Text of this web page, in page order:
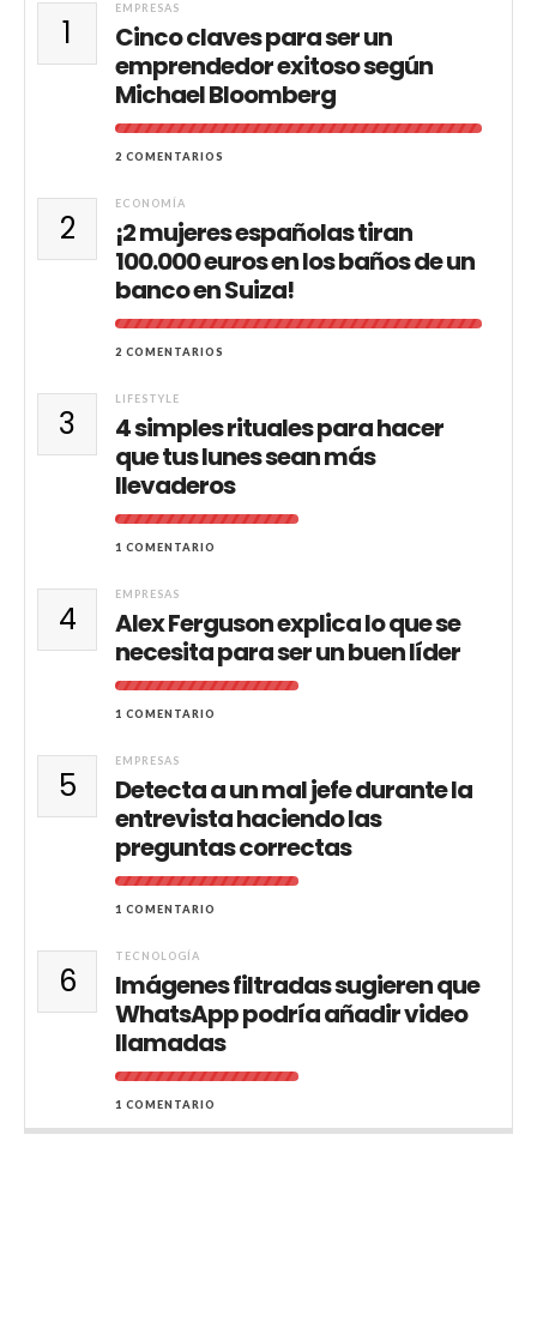
1
EMPRESAS
Cinco claves para ser un
emprendedor exitoso según
Michael Bloomberg
2 COMENTARIOS
2
ECONOMÍA
¡2 mujeres españolas tiran
100.000 euros en los baños de un
banco en Suiza!
2 COMENTARIOS
3
LIFESTYLE
4 simples rituales para hacer
que tus lunes sean más
llevaderos
1 COMENTARIO
4
EMPRESAS
Alex Ferguson explica lo que se
necesita para ser un buen líder
1 COMENTARIO
5
EMPRESAS
Detecta a un mal jefe durante la
entrevista haciendo las
preguntas correctas
1 COMENTARIO
6
TECNOLOGÍA
Imágenes filtradas sugieren que
WhatsApp podría añadir video
llamadas
1 COMENTARIO